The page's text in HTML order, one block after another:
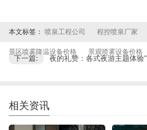
本文标签： 喷泉工程公司 程控喷泉厂家
景区喷雾降温设备价格 景观喷雾设备价格
下一篇: 夜的礼赞：各式夜游主题体验"
相关资讯